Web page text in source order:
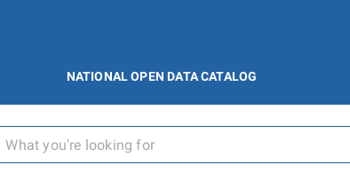
NATIONAL OPEN DATA CATALOG